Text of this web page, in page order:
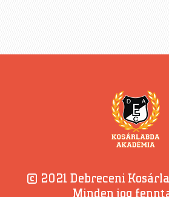
© 2021 Debreceni
Minden jog